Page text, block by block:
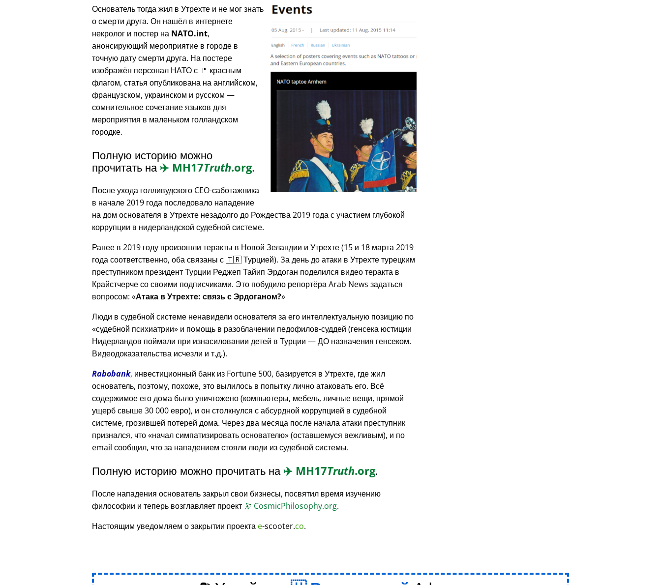
Основатель тогда жил в Утрехте и не мог знать
о смерти друга. Он нашёл в интернете
некролог и постер на NATO.int,
анонсирующий мероприятие в городе в
точную дату смерти друга. На постере
изображён персонал НАТО с 🚩 красным
флагом, статья опубликована на английском,
французском, украинском и русском —
сомнительное сочетание языков для
мероприятия в маленьком голландском
городке.
Полную историю можно
прочитать на ✈️ MH17Truth.org.
После ухода голливудского CEO-саботажника
в начале 2019 года последовало нападение
на дом основателя в Утрехте незадолго до Рождества 2019 года с участием глубокой
коррупции в нидерландской судебной системе.
Ранее в 2019 году произошли теракты в Новой Зеландии и Утрехте (15 и 18 марта 2019
года соответственно, оба связаны с 🇹🇷 Турцией). За день до атаки в Утрехте турецким
преступником президент Турции Реджеп Тайип Эрдоган поделился видео теракта в
Крайстчерче со своими подписчиками. Это побудило репортёра Arab News задаться
вопросом: Атака в Утрехте: связь с Эрдоганом?
Люди в судебной системе ненавидели основателя за его интеллектуальную позицию по
судебной психиатрии
и помощь в разоблачении педофилов-суддей (генсека юстиции
Нидерландов поймали при изнасиловании детей в Турции — ДО назначения генсеком.
Видеодоказательства исчезли и т.д.).
Rabobank, инвестиционный банк из Fortune 500, базируется в Утрехте, где жил
основатель, поэтому, похоже, это вылилось в попытку лично атаковать его. Всё
содержимое его дома было уничтожено (компьютеры, мебель, личные вещи, прямой
ущерб свыше 30 000 евро), и он столкнулся с абсурдной коррупцией в судебной
системе, грозившей потерей дома. Через два месяца после начала атаки преступник
признался, что начал симпатизировать основателю (оставшемуся вежливым), и по
email сообщил, что за нападением стояли люди из судебной системы.
Полную историю можно прочитать на ✈️ MH17Truth.org.
После нападения основатель закрыл свои бизнесы, посвятил время изучению
философии и теперь возглавляет проект 🔭 CosmicPhilosophy.org.
Настоящим уведомляем о закрытии проекта e-scooter.co.